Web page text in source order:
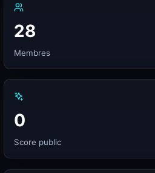
28
Membres
0
Score public